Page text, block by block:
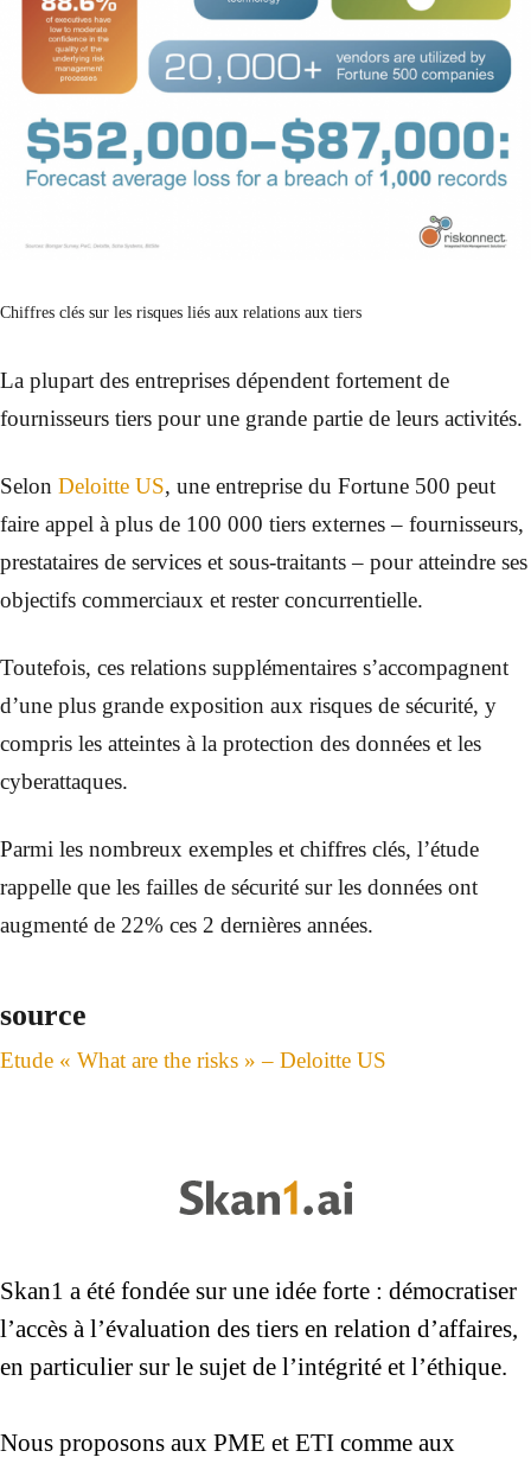
Chiffres clés sur les risques liés aux relations aux tiers
La plupart des entreprises dépendent fortement de
fournisseurs tiers pour une grande partie de leurs activités.
Selon Deloitte US, une entreprise du Fortune 500 peut
faire appel à plus de 100 000 tiers externes – fournisseurs,
prestataires de services et sous-traitants – pour atteindre ses
objectifs commerciaux et rester concurrentielle.
Toutefois, ces relations supplémentaires s’accompagnent
d’une plus grande exposition aux risques de sécurité, y
compris les atteintes à la protection des données et les
cyberattaques.
Parmi les nombreux exemples et chiffres clés, l’étude
rappelle que les failles de sécurité sur les données ont
augmenté de 22% ces 2 dernières années.
source
Etude « What are the risks » – Deloitte US
Skan1 a été fondée sur une idée forte : démocratiser
l’accès à l’évaluation des tiers en relation d’affaires,
en particulier sur le sujet de l’intégrité et l’éthique.
Nous proposons aux PME et ETI comme aux